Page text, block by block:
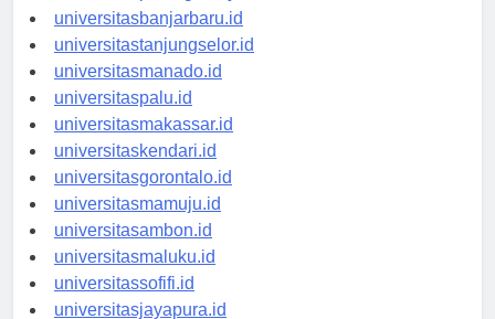
universitaspalangkaraya.id
universitasbanjarbaru.id
universitastanjungselor.id
universitasmanado.id
universitaspalu.id
universitasmakassar.id
universitaskendari.id
universitasgorontalo.id
universitasmamuju.id
universitasambon.id
universitasmaluku.id
universitassofifi.id